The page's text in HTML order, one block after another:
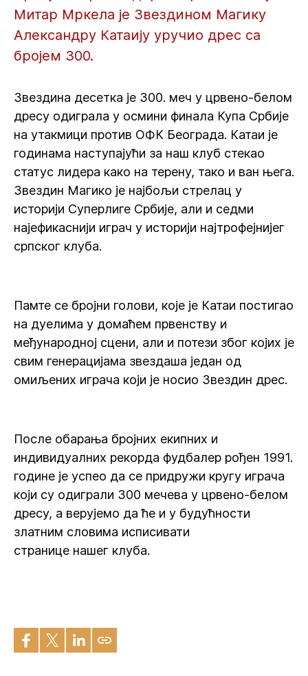
Митар Мркела је Звездином Магику
Александру Катаију уручио дрес са
бројем 300.
Звездина десетка је 300. меч у црвено-белом
дресу одиграла у осмини финала Купа Србије
на утакмици против ОФК Београда. Катаи је
годинама наступајући за наш клуб стекао
статус лидера како на терену, тако и ван њега.
Звездин Магико је најбољи стрелац у
историји Суперлиге Србије, али и седми
најефикаснији играч у историји најтрофејнијег
српског клуба.
Памте се бројни голови, које је Катаи постигао
на дуелима у домаћем првенству и
међународној сцени, али и потези због којих је
свим генерацијама звездаша један од
омиљених играча који је носио Звездин дрес.
После обарања бројних екипних и
индивидуалних рекорда фудбалер рођен 1991.
године је успео да се придружи кругу играча
који су одиграли 300 мечева у црвено-белом
дресу, а верујемо да ће и у будућности
златним словима исписивати
странице нашег клуба.